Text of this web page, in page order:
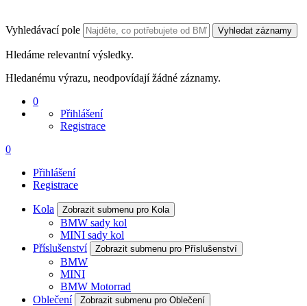
Vyhledávací pole Vyhledat záznamy
Hledáme relevantní výsledky.
Hledanému výrazu, neodpovídají žádné záznamy.
0
Přihlášení
Registrace
0
Přihlášení
Registrace
Kola Zobrazit submenu pro Kola
BMW sady kol
MINI sady kol
Příslušenství
Zobrazit submenu pro Příslušenství
BMW
MINI
BMW Motorrad
Oblečení
Zobrazit submenu pro Oblečení